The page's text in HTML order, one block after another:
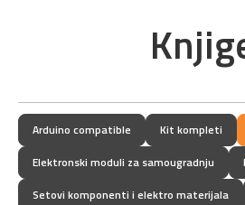
Arduino compatible Kit kompleti
Elektronski moduli za samougradnju
Setovi komponenti i elektro materijala